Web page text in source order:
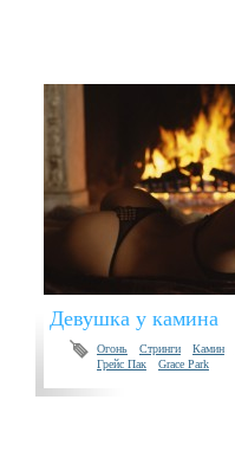
Девушка у камина
Огонь Стринги Камин
Грейс Пак
Grace Park